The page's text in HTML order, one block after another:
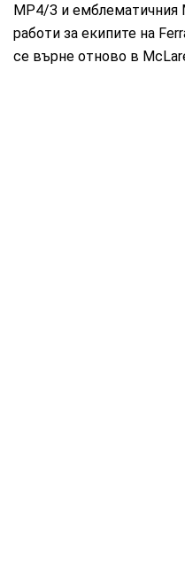
MP4/3 и емблематичния
работи за екипите на
се върне отново в